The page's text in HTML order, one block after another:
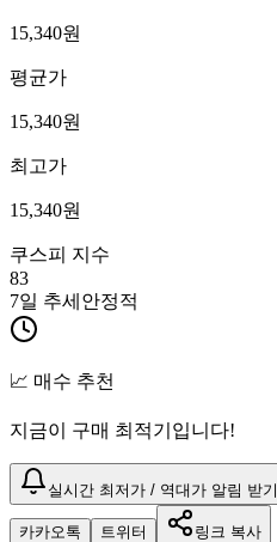
15,340원
평균가
15,340원
최고가
15,340원
쿠스피 지수
83
7일 추세 안정적
📈 매수 추천
지금이 구매 최적기입니다!
실시간 최저가 / 역대가 알림 받기
카카오톡 트위터 링크 복사